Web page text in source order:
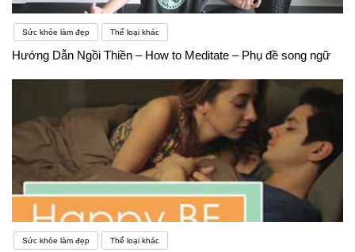
Sức khỏe làm đẹp Thể loại khác
Hướng Dẫn Ngồi Thiền – How to Meditate – Phụ đề song ngữ
Sức khỏe làm đẹp Thể loại khác